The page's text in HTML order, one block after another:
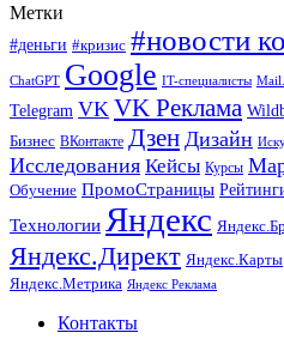
Метки
#деньги #кризис #новости
ChatGPT Google IT-специалисты
Telegram VK VK Реклама
Бизнес ВКонтакте Дзен Дизайн
Исследования Кейсы Курсы
Обучение ПромоСтраницы
Технологии Яндекс
Яндекс.Директ Яндекс.Карты
Яндекс.Метрика Яндекс Реклама
Контакты